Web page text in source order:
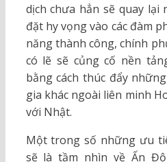
dịch chưa hẳn sẽ quay
đặt hy vọng vào các đàm
năng thành công, chính
có lẽ sẽ củng cố nền
bằng cách thúc đẩy
gia khác ngoài liên minh
với Nhật.
Một trong số những ưu
sẽ là tầm nhìn về Ấn